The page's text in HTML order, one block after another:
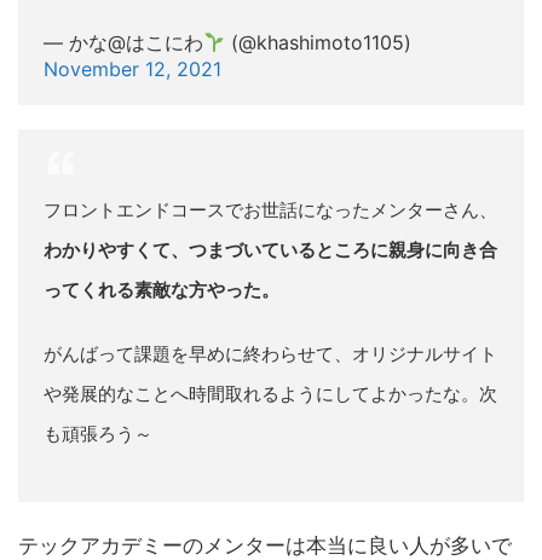
— かな@はこにわ
(@khashimoto1105)
November 12, 2021
フロントエンドコースでお世話になったメンターさん、
わかりやすくて、つまづいているところに親身に向き合
ってくれる素敵な方やった。
がんばって課題を早めに終わらせて、オリジナルサイト
や発展的なことへ時間取れるようにしてよかったな。次
も頑張ろう～
テックアカデミーのメンターは本当に良い人が多いで